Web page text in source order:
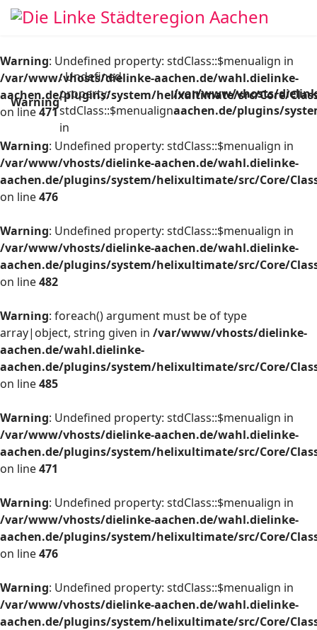
Warning
: Undefined
property:
stdClass::$menualign
in
/var/www/vhosts/
aachen.de/plugins/
Warning: Undefined property: stdClass::$menualign in
/var/www/vhosts/dielinke-aachen.de/wahl.dielinke-
aachen.de/plugins/system/helixultimate/src/Core/
on line471
Warning: Undefined property: stdClass::$menualign in
/var/www/vhosts/dielinke-aachen.de/wahl.dielinke-
aachen.de/plugins/system/helixultimate/src/Core/
on line476
Warning: Undefined property: stdClass::$menualign in
/var/www/vhosts/dielinke-aachen.de/wahl.dielinke-
aachen.de/plugins/system/helixultimate/src/Core/
on line482
Warning: foreach() argument must be of type
array|object, string given in /var/www/vhosts/dielinke-
aachen.de/wahl.dielinke-
aachen.de/plugins/system/helixultimate/src/Core/
on line485
Warning: Undefined property: stdClass::$menualign in
/var/www/vhosts/dielinke-aachen.de/wahl.dielinke-
aachen.de/plugins/system/helixultimate/src/Core/
on line471
Warning: Undefined property: stdClass::$menualign in
/var/www/vhosts/dielinke-aachen.de/wahl.dielinke-
aachen.de/plugins/system/helixultimate/src/Core/
on line476
Warning: Undefined property: stdClass::$menualign in
/var/www/vhosts/dielinke-aachen.de/wahl.dielinke-
aachen.de/plugins/system/helixultimate/src/Core/